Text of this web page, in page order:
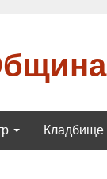
Кладбище